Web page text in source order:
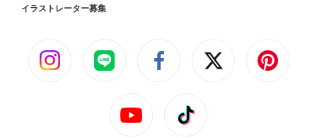
イラストレーター募集